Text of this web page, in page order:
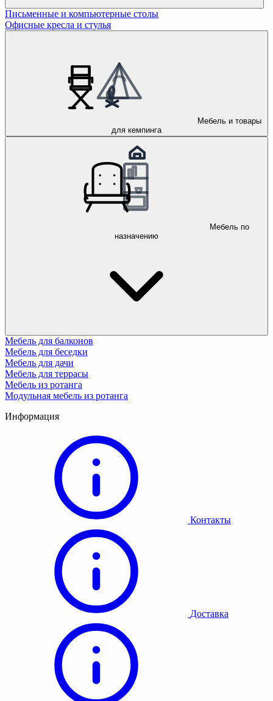
Письменные и компьютерные столы
Офисные кресла и стулья
Мебель и товары
для кемпинга
Мебель по
назначению
Мебель для балконов
Мебель для беседки
Мебель для дачи
Мебель для террасы
Мебель из ротанга
Модульная мебель из ротанга
Информация
Контакты
Доставка